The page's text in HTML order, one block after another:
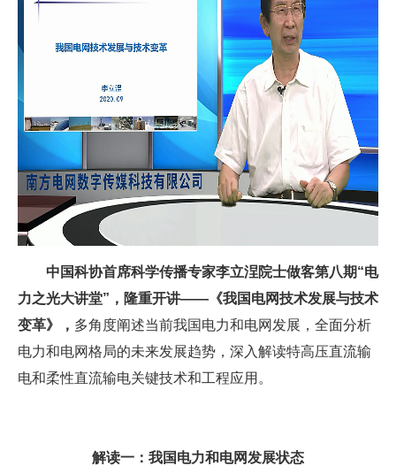
中国科协首席科学传播专家李立浧院士做客第八期“电
力之光大讲堂”，隆重开讲——《我国电网技术发展与技术
变革》， 多角度阐述当前我国电力和电网发展，全面分析
电力和电网格局的未来发展趋势，深入解读特高压直流输
电和柔性直流输电关键技术和工程应用。
解读一：我国电力和电网发展状态